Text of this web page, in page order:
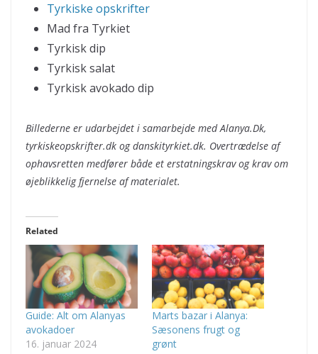
Tyrkiske opskrifter
Mad fra Tyrkiet
Tyrkisk dip
Tyrkisk salat
Tyrkisk avokado dip
Billederne er udarbejdet i samarbejde med Alanya.Dk,
tyrkiskeopskrifter.dk og danskityrkiet.dk. Overtrædelse af
ophavsretten medfører både et erstatningskrav og krav om
øjeblikkelig fjernelse af materialet.
Related
Guide: Alt om Alanyas
avokadoer
16. januar 2024
Marts bazar i Alanya:
Sæsonens frugt og
grønt